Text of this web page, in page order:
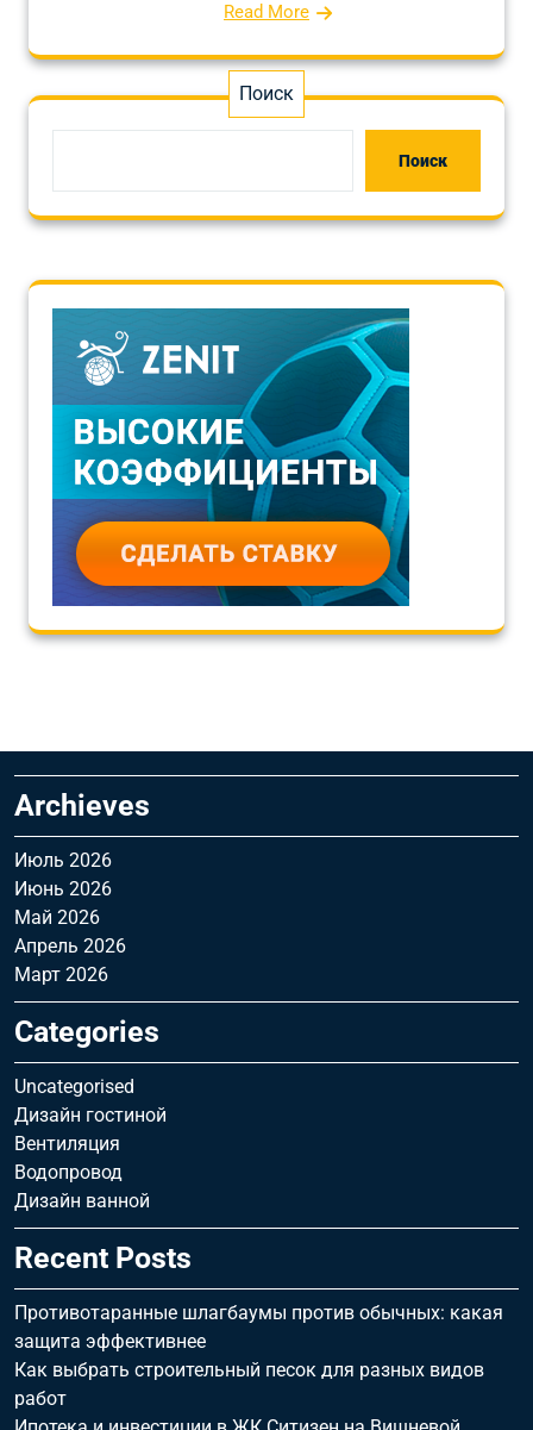
Read More
Поиск
Поиск
Archieves
Июль 2026
Июнь 2026
Май 2026
Апрель 2026
Март 2026
Categories
Uncategorised
Дизайн гостиной
Вентиляция
Водопровод
Дизайн ванной
Recent Posts
Противотаранные шлагбаумы против обычных: какая
защита эффективнее
Как выбрать строительный песок для разных видов
работ